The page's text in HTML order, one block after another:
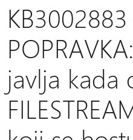
javlja kada